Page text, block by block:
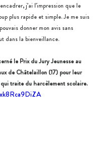
j’ai l’impression que le
plus rapide et simple. Je me suis
donner mon avis sans
dans la bienveillance.
le Prix du Jury Jeunesse au
de Châtelaillon (17) pour leur
traite du harcèlement scolaire.